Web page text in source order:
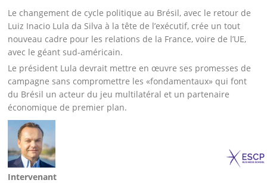
Le changement de cycle politique au Brésil, avec le retour de
Luiz Inacio Lula da Silva à la tête de l’exécutif, crée un tout
nouveau cadre pour les relations de la France, voire de l’UE,
avec le géant sud-américain.
Le président Lula devrait mettre en œuvre ses promesses de
campagne sans compromettre les «fondamentaux» qui font
du Brésil un acteur du jeu multilatéral et un partenaire
économique de premier plan.
Intervenant